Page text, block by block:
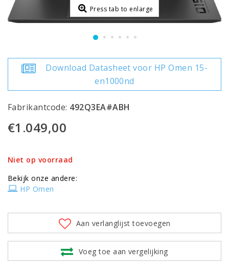
Press tab to enlarge
Download Datasheet voor HP Omen 15-
en1000nd
Fabrikantcode: 492Q3EA#ABH
€1.049,00
Niet op voorraad
Bekijk onze andere:
HP Omen
Aan verlanglijst toevoegen
Voeg toe aan vergelijking